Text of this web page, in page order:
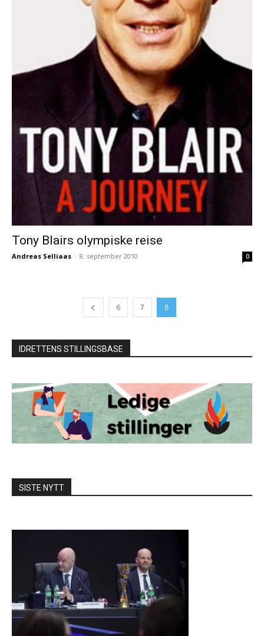
Tony Blairs olympiske reise
Andreas Selliaas - 8. september 2010 0
6 7 8
IDRETTENS STILLINGSBASE
SISTE NYTT